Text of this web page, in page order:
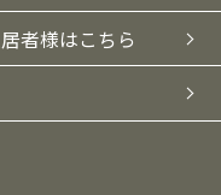
者様はこちら